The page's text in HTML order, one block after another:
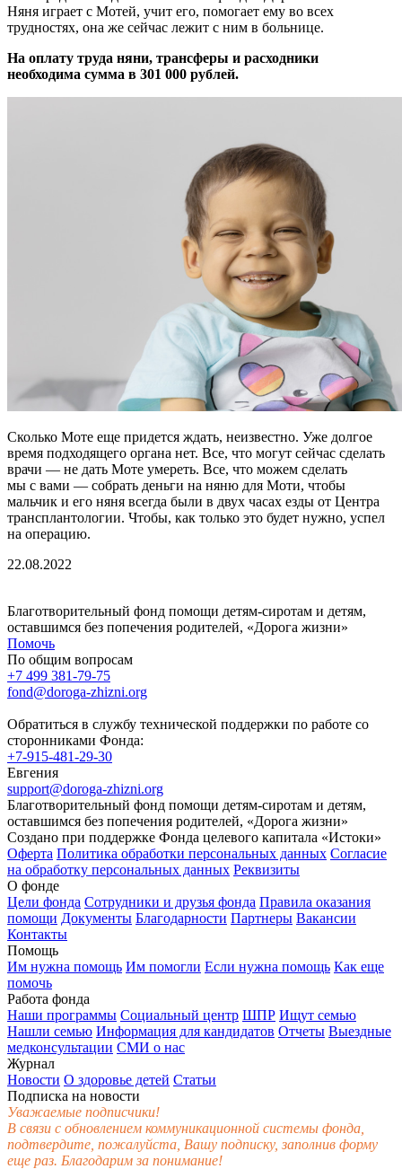
Няня играет с Мотей, учит его, помогает ему во всех
трудностях, она же сейчас лежит с ним в больнице.
На оплату труда няни, трансферы и расходники
необходима сумма в 301 000 рублей.
Сколько Моте еще придется ждать, неизвестно. Уже долгое
время подходящего органа нет. Все, что могут сейчас сделать
врачи — не дать Моте умереть. Все, что можем сделать
мы с вами — собрать деньги на няню для Моти, чтобы
мальчик и его няня всегда были в двух часах езды от Центра
трансплантологии. Чтобы, как только это будет нужно, успел
на операцию.
22.08.2022
Благотворительный фонд помощи детям-сиротам и детям,
оставшимся без попечения родителей, «Дорога жизни»
Помочь
По общим вопросам
+7 499 381-79-75
fond@doroga-zhizni.org
Обратиться в службу технической поддержки по работе со
сторонниками Фонда:
+7-915-481-29-30
Евгения
support@doroga-zhizni.org
Благотворительный фонд помощи детям-сиротам и детям,
оставшимся без попечения родителей, «Дорога жизни»
Создано при поддержке Фонда целевого капитала «Истоки»
Оферта Политика обработки персональных данных Согласие
на обработку персональных данных Реквизиты
О фонде
Цели фонда Сотрудники и друзья фонда Правила оказания
помощи Документы Благодарности Партнеры Вакансии
Контакты
Помощь
Им нужна помощь Им помогли Если нужна помощь Как еще
помочь
Работа фонда
Наши программы Социальный центр ШПР Ищут семью
Нашли семью Информация для кандидатов Отчеты Выездные
медконсультации СМИ о нас
Журнал
Новости О здоровье детей Статьи
Подписка на новости
Уважаемые подписчики!
В связи с обновлением коммуникационной системы фонда,
подтвердите, пожалуйста, Вашу подписку, заполнив форму
еще раз. Благодарим за понимание!